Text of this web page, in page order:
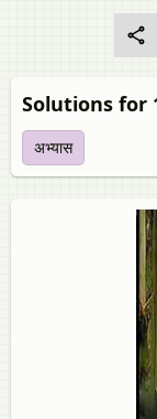
Solutions for
अभ्यास